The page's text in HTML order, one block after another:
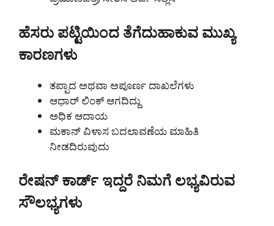
ಹೆಸರು ಪಟ್ಟಿಯಿಂದ ತೆಗೆದುಹಾಕುವ ಮುಖ್ಯ
ಕಾರಣಗಳು
ತಪ್ಪಾದ ಅಥವಾ ಅಪೂರ್ಣ ದಾಖಲೆಗಳು
ಆಧಾರ್ ಲಿಂಕ್ ಆಗದಿದ್ದು
ಅಧಿಕ ಆದಾಯ
ಮಕಾನ್ ವಿಳಾಸ ಬದಲಾವಣೆಯ ಮಾಹಿತಿ
ನೀಡದಿರುವುದು
ರೇಷನ್ ಕಾರ್ಡ್ ಇದ್ದರೆ ನಿಮಗೆ ಲಭ್ಯವಿರುವ
ಸೌಲಭ್ಯಗಳು